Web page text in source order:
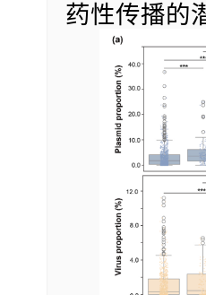
药性传播的